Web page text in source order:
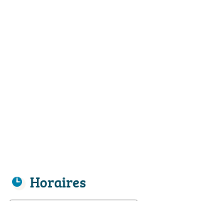
Horaires